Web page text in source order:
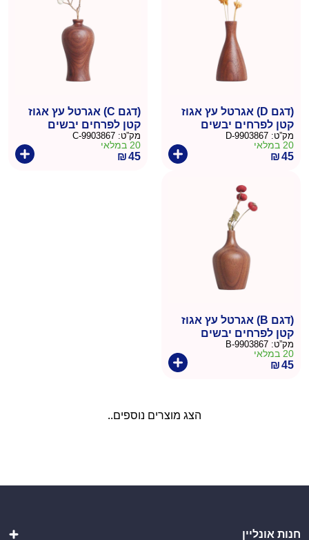
(דגם D) אגרטל עץ אגוז
קטן לפרחים יבשים
מק”ט: 9903867-D
20 במלאי
₪45
(דגם C) אגרטל עץ אגוז
קטן לפרחים יבשים
מק”ט: 9903867-C
20 במלאי
₪45
(דגם B) אגרטל עץ אגוז
קטן לפרחים יבשים
מק”ט: 9903867-B
20 במלאי
₪45
הצג מוצרים נוספים..
חנות אונליין